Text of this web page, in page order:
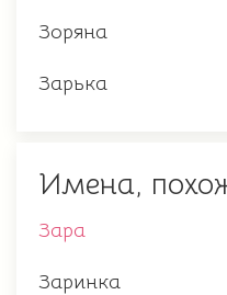
Зоряна
Зарька
Имена,
Зара
Заринка